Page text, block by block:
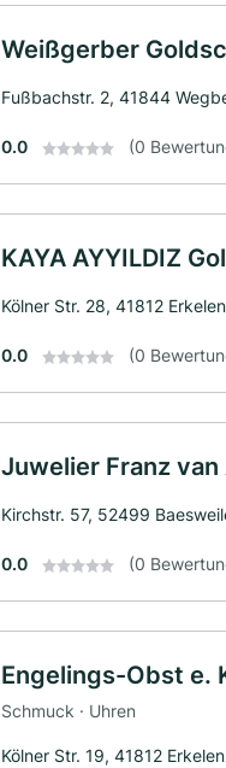
Weißgerber
Fußbachstr. 2, 41844
0.0 (0
KAYA AYYILDIZ
Kölner Str. 28, 41812
0.0 (0
Juwelier Franz
Kirchstr. 57, 52499
0.0 (0
Engelings-Obst e.
Schmuck · Uhren
Kölner Str. 19, 41812